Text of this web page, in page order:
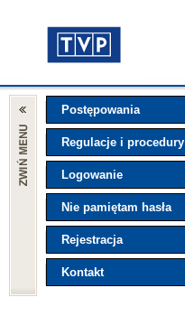
Postępowania
Regulacje i procedury
Logowanie
Nie pamiętam hasła
Rejestracja
Kontakt